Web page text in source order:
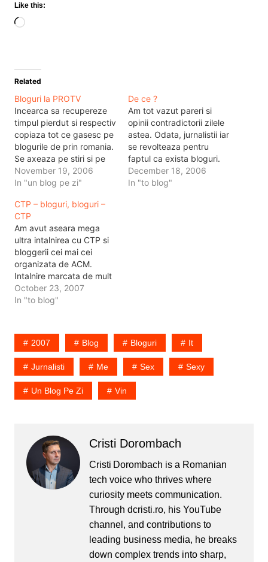
Like this:
Loading…
Related
Bloguri la PROTV
Incearca sa recupereze
timpul pierdut si respectiv
copiaza tot ce gasesc pe
blogurile de prin romania.
Se axeaza pe stiri si pe
scandal. Stilul PROTV nu
? Din pacate n-am vazut
cineva anume. E bine ca
toti se ascund dupa
pseudonime, care de
care mai…
November 19, 2006
In "un blog pe zi"
De ce ?
Am tot vazut pareri si
opinii contradictorii zilele
astea. Odata, jurnalistii iar
se revolteaza pentru
faptul ca exista bloguri.
Nu pentru altceva decat
pentru simpla lor
December 18, 2006
In "to blog"
CTP – bloguri, bloguri –
CTP
Am avut aseara mega
ultra intalnirea cu CTP si
bloggerii cei mai cei
organizata de ACM.
Intalnire marcata de mult
fum, asta din cauza ca
instalatia de climatizare
fost simple: Nu se pot
pune pe bloguri si nici pe
internet…
October 23, 2007
In "to blog"
2007 Blog Bloguri It
Jurnalisti Me Sex Sexy
Un Blog Pe Zi Vin
Cristi Dorombach
Cristi Dorombach is a Romanian
tech voice who thrives where
curiosity meets communication.
Through dcristi.ro, his YouTube
channel, and contributions to
leading business media, he breaks
down complex trends into sharp,